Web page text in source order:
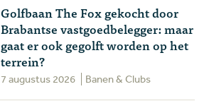
Golfbaan The Fox gekocht door
Brabantse vastgoedbelegger: maar
gaat er ook gegolft worden op het
terrein?
7 augustus 2026 Banen & Clubs